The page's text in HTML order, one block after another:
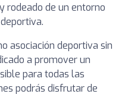
rodeado de un entorno
asociación deportiva sin
a promover un
para todas las
podrás disfrutar de